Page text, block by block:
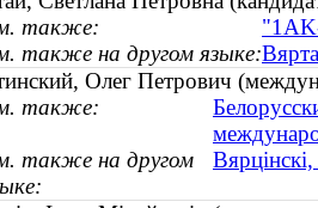
также:
также на другом языке:
Олег Петрович
также:
также на другом